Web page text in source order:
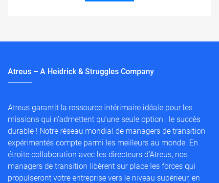
Atreus – A Heidrick & Struggles Company
Atreus garantit la ressource intérimaire idéale pour les
missions qui n’admettent qu’une seule option : le succès
durable ! Notre réseau mondial de managers de transition
expérimentés compte parmi les meilleurs au monde. En
étroite collaboration avec les directeurs d’Atreus, nos
managers de transition libèrent sur place les forces qui
propulseront votre entreprise vers le niveau supérieur, en